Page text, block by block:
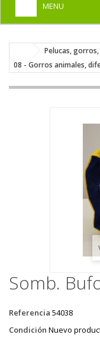
MENU
DISFRACES PARA ADULTOS
PELUCAS, GORROS,
Pelucas,
08 - Gorros animales,
Somb.
Referencia 54038
Condición Nuevo